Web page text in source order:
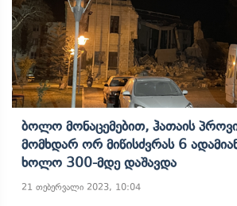
Ბოლო Მონაცემებით, Ჰათაის
Მომხდარ Ორ Მიწისძვრას 6
Ხოლო 300-Მდე Დაშავდა
21 თებერვალი 2023, 10:04